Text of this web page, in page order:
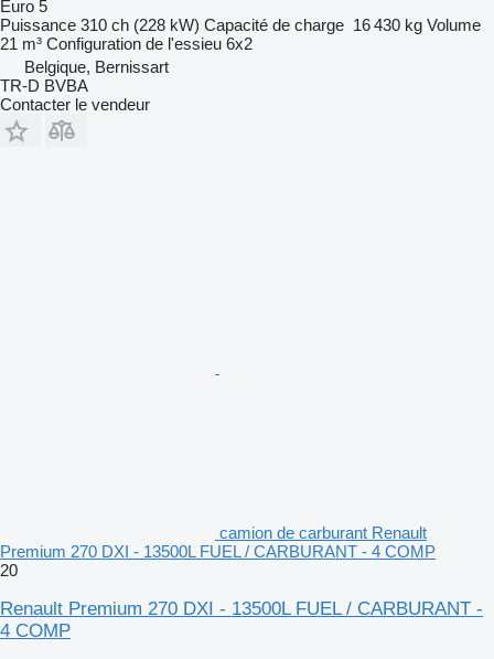
Euro 5
Puissance 310 ch (228 kW) Capacité de charge 16 430 kg Volume
21 m³ Configuration de l'essieu 6x2
Belgique, Bernissart
TR-D BVBA
Contacter le vendeur
camion de carburant Renault
Premium 270 DXI - 13500L FUEL / CARBURANT - 4 COMP
20
Renault Premium 270 DXI - 13500L FUEL / CARBURANT -
4 COMP